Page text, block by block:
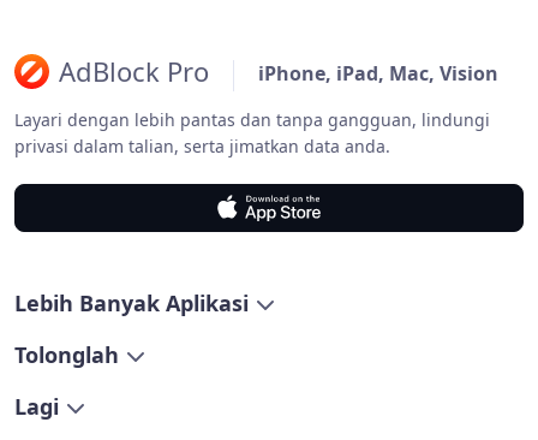
AdBlock Pro iPhone, iPad, Mac, Vision
Layari dengan lebih pantas dan tanpa gangguan, lindungi
privasi dalam talian, serta jimatkan data anda.
Lebih Banyak Aplikasi
Tolonglah
Lagi